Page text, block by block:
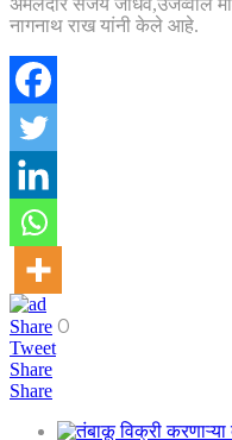
नागनाथ राख यांनी केले आहे.
Share 0
Tweet
Share
Share